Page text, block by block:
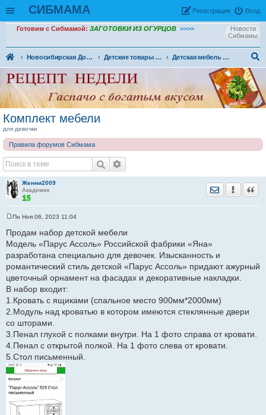
СИБМАМА Вход
Рeгиcтpaция
Новости
Сибмамы
Готовим с Сибмамой: ЗАГОТОВКИ ИЗ ОГУРЦОВ >>>>
Новосибирская Доска объявлений Детские товары (ДО) в Новосибирске
Детская мебель (ДО)
ск
Комплект мебели
для девочки
Правила форумов Сибмама
Женни2009
Академик
Отправить
о
б
е
н
е
Пн Ноя 06, 2023 11:04
Продам набор детской мебели
Модель «Парус Ассоль» Российской фабрики «Яна»
разработана специально для девочек. Изысканность и
романтический стиль детской «Парус Ассоль» придают ажурный
цветочный орнамент на фасадах и декоративные накладки.
В набор входит:
1.Кровать с ящиками (спальное место 900мм*2000мм)
2.Модуль над кроватью в котором имеются стеклянные двери
со шторами.
3.Пенал глухой с полками внутри. На 1 фото справа от кровати.
4.Пенал с открытой полкой. На 1 фото слева от кровати.
5.Стол письменный.